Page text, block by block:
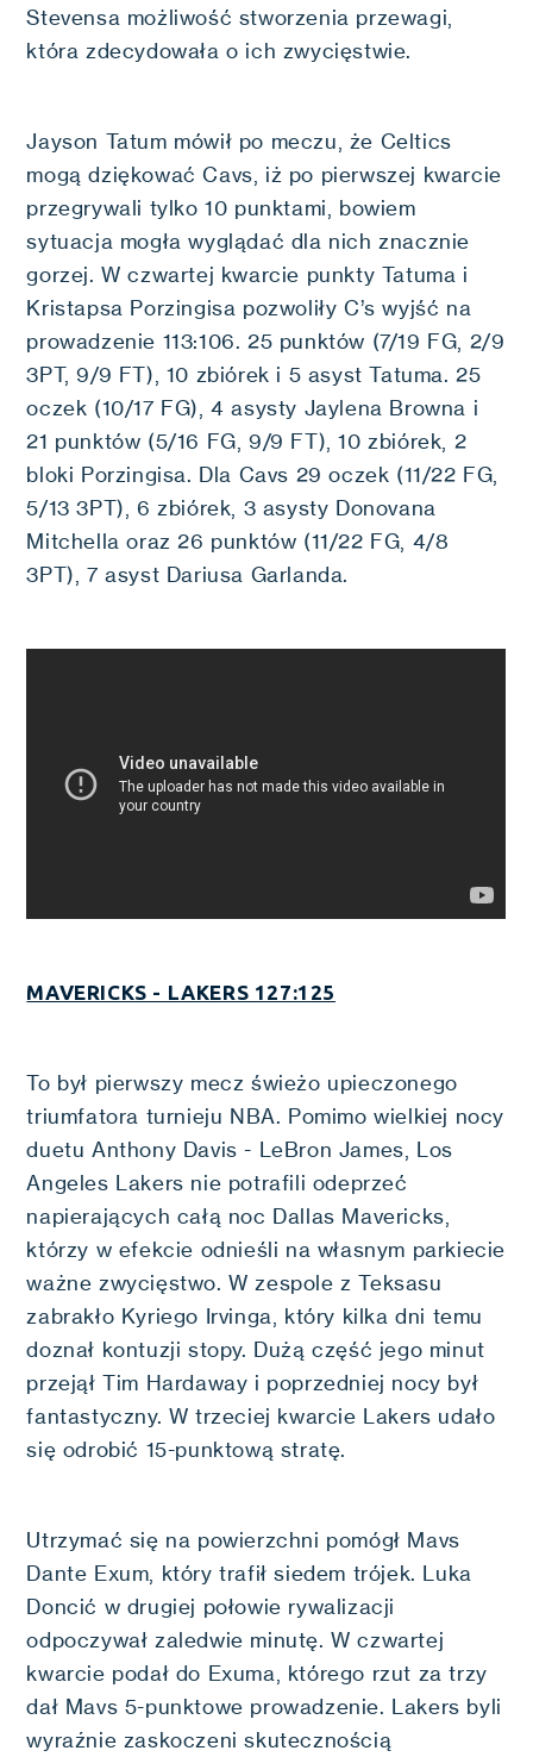
Stevensa możliwość stworzenia przewagi,
która zdecydowała o ich zwycięstwie.
Jayson Tatum mówił po meczu, że Celtics
mogą dziękować Cavs, iż po pierwszej kwarcie
przegrywali tylko 10 punktami, bowiem
sytuacja mogła wyglądać dla nich znacznie
gorzej. W czwartej kwarcie punkty Tatuma i
Kristapsa Porzingisa pozwoliły C’s wyjść na
prowadzenie 113:106. 25 punktów (7/19 FG, 2/9
3PT, 9/9 FT), 10 zbiórek i 5 asyst Tatuma. 25
oczek (10/17 FG), 4 asysty Jaylena Browna i
21 punktów (5/16 FG, 9/9 FT), 10 zbiórek, 2
bloki Porzingisa. Dla Cavs 29 oczek (11/22 FG,
5/13 3PT), 6 zbiórek, 3 asysty Donovana
Mitchella oraz 26 punktów (11/22 FG, 4/8
3PT), 7 asyst Dariusa Garlanda.
MAVERICKS - LAKERS 127:125
To był pierwszy mecz świeżo upieczonego
triumfatora turnieju NBA. Pomimo wielkiej nocy
duetu Anthony Davis - LeBron James, Los
Angeles Lakers nie potrafili odeprzeć
napierających całą noc Dallas Mavericks,
którzy w efekcie odnieśli na własnym parkiecie
ważne zwycięstwo. W zespole z Teksasu
zabrakło Kyriego Irvinga, który kilka dni temu
doznał kontuzji stopy. Dużą część jego minut
przejął Tim Hardaway i poprzedniej nocy był
fantastyczny. W trzeciej kwarcie Lakers udało
się odrobić 15-punktową stratę.
Utrzymać się na powierzchni pomógł Mavs
Dante Exum, który trafił siedem trójek. Luka
Doncić w drugiej połowie rywalizacji
odpoczywał zaledwie minutę. W czwartej
kwarcie podał do Exuma, którego rzut za trzy
dał Mavs 5-punktowe prowadzenie. Lakers byli
wyraźnie zaskoczeni skutecznością